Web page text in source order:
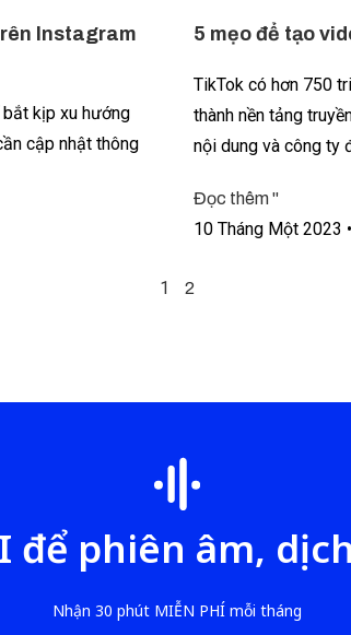
Instagram
kịp xu hướng
cập nhật thông
5 mẹo để tạo
TikTok có hơn 750
thành nền tảng
nội dung và công ty
Đọc thêm "
10 Tháng Một 2023
1 2
để phiên âm,
Nhận 30 phút MIỄN PHÍ mỗi tháng